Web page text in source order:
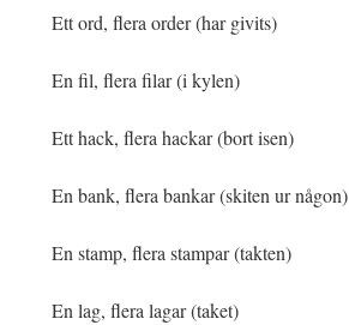
Ett ord, flera order (har givits)
En fil, flera filar (i kylen)
Ett hack, flera hackar (bort isen)
En bank, flera bankar (skiten ur någon)
En stamp, flera stampar (takten)
En lag, flera lagar (taket)